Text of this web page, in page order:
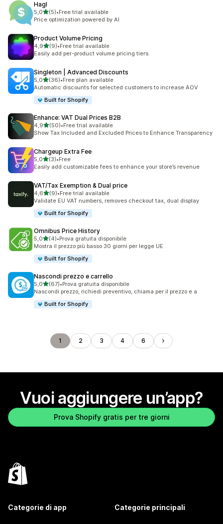
Hagl
5,0stelle su 5
(5)
5 recensioni totali
•Free trial available
Price optimization powered by AI
Product Volume Pricing
4,9stelle su 5
(9)
9 recensioni totali
•Free trial available
Easily add per-product volume pricing tiers.
Singleton | Advanced Discounts
5,0stelle su 5
(36)
36 recensioni totali
•Free plan available
Automatic discounts for selected customers to increase AOV
Built for Shopify
Enhance: VAT Dual Prices B2B
4,9stelle su 5
(50)
50 recensioni totali
•Free trial available
Show Tax Included and Excluded Prices to Enhance Transparency
Chargeup Extra Fee
5,0stelle su 5
(3)
3 recensioni totali
•Free
Easily add customizable fees to enhance your store’s revenue
VAT/Tax Exemption & Dual price
4,6stelle su 5
(9)
9 recensioni totali
•Free trial available
Validate EU VAT numbers, removes checkout tax, dual display
Built for Shopify
Omnibus Price History
5,0stelle su 5
(4)
4 recensioni totali
•Prova gratuita disponibile
Mostra il prezzo più basso 30 giorni per legge UE
Built for Shopify
Nascondi prezzo e carrello
5,0stelle su 5
(67)
67 recensioni totali
•Prova gratuita disponibile
Nascondi prezzo, richiedi preventivo, chiama per il prezzo e a
Built for Shopify
1 2 3 4 6
Vuoi aggiungere un’app?
Prova Shopify gratis per tre giorni
Categorie di app Categorie principali